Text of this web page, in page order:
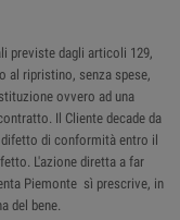
previste dagli articoli 129,
al ripristino, senza spese,
ovvero ad una
Il Cliente decade da
di conformità entro il
L'azione diretta a far
Piemonte sì prescrive, in
del bene.